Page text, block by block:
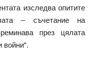
изследва опитите
– съчетание на
през цялата
войни“.